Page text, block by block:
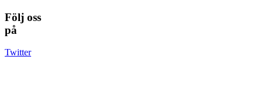
Följ oss
på
Twitter